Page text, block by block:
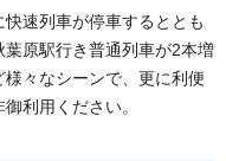
速列車が停車するととも
原駅行き普通列車が2本増
々なシーンで、更に利便
利用ください。